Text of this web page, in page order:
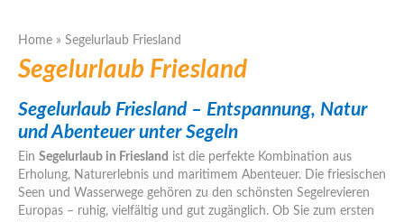
Home » Segelurlaub Friesland
Segelurlaub Friesland
Segelurlaub Friesland – Entspannung, Natur
und Abenteuer unter Segeln
Ein Segelurlaub in Friesland ist die perfekte Kombination aus
Erholung, Naturerlebnis und maritimem Abenteuer. Die friesischen
Seen und Wasserwege gehören zu den schönsten Segelrevieren
Europas – ruhig, vielfältig und gut zugänglich. Ob Sie zum ersten